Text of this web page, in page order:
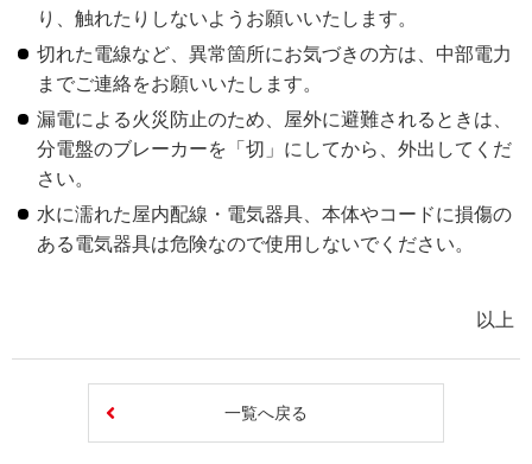
り、触れたりしないようお願いいたします。
切れた電線など、異常箇所にお気づきの方は、中部電力
までご連絡をお願いいたします。
漏電による火災防止のため、屋外に避難されるときは、
分電盤のブレーカーを「切」にしてから、外出してくだ
さい。
水に濡れた屋内配線・電気器具、本体やコードに損傷の
ある電気器具は危険なので使用しないでください。
以上
一覧へ戻る